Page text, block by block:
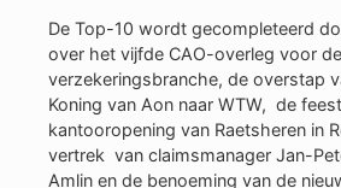
De Top-10 wordt gecompleteerd
over het vijfde CAO-overleg voor de
verzekeringsbranche, de overstap
Koning van Aon naar WTW, de
kantooropening van Raetsheren in
vertrek van claimsmanager Jan-
Amlin en de benoeming van de